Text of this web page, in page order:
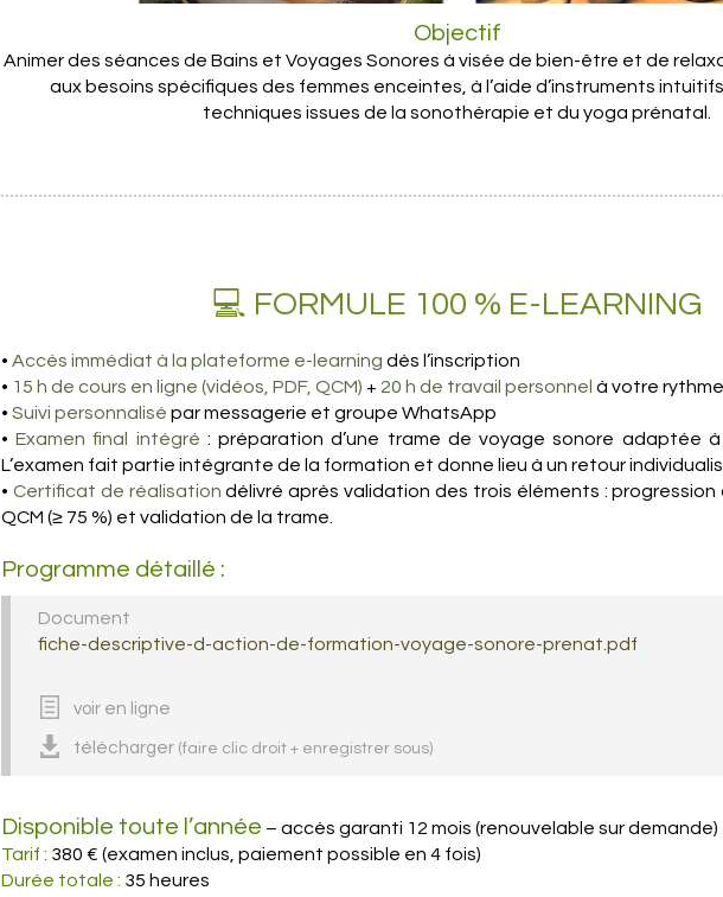
Objectif
Animer des séances de Bains et Voyages Sonores à visée de bien-être et de
aux besoins spécifiques des femmes enceintes, à l’aide d’instruments
techniques issues de la sonothérapie et du yoga prénatal.
💻 FORMULE 100 % E-LEARNING
• Accès immédiat à la plateforme e-learning dès l’inscription
• 15 h de cours en ligne (vidéos, PDF, QCM) + 20 h de travail personnel à votre rythme
• Suivi personnalisé par messagerie et groupe WhatsApp
•Examen final intégré : préparation d’une trame de voyage sonore adaptée à
L’examen fait partie intégrante de la formation et donne lieu à un retour
• Certificat de réalisation délivré après validation des trois éléments :
QCM (≥ 75 %) et validation de la trame.
Programme détaillé :
Document
fiche-descriptive-d-action-de-formation-voyage-sonore-prenat.pdf
voir en ligne
télécharger (faire clic droit + enregistrer sous)
Disponible toute l’année – accès garanti 12 mois (renouvelable sur demande)
Tarif : 380 € (examen inclus, paiement possible en 4 fois)
Durée totale : 35 heures